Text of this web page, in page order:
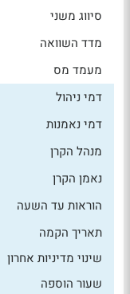
סיווג משני
מדד השוואה
מעמד מס
דמי ניהול
דמי נאמנות
מנהל הקרן
נאמן הקרן
הוראות עד השעה
תאריך הקמה
שינוי מדיניות אחרון
שעור הוספה